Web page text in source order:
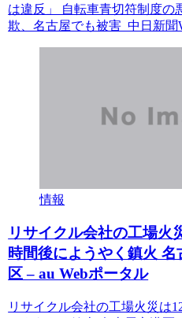
は違反」 自転車青切符制度の
欺、名古屋でも被害 中日新聞
情報
リサイクル会社の工場火
時間後にようやく鎮火 名
区 – au Webポータル
リサイクル会社の工場火災は